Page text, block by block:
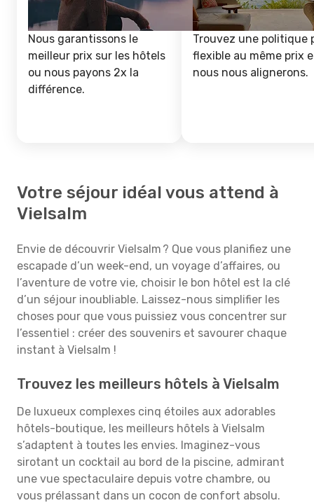
Nous garantissons le
meilleur prix sur les hôtels
ou nous payons 2x la
différence.
Trouvez une politique
flexible au même prix
nous nous alignerons.
Votre séjour idéal vous attend à
Vielsalm
Envie de découvrir Vielsalm ? Que vous planifiez une
escapade d’un week-end, un voyage d’affaires, ou
l’aventure de votre vie, choisir le bon hôtel est la clé
d’un séjour inoubliable. Laissez-nous simplifier les
choses pour que vous puissiez vous concentrer sur
l’essentiel : créer des souvenirs et savourer chaque
instant à Vielsalm !
Trouvez les meilleurs hôtels à Vielsalm
De luxueux complexes cinq étoiles aux adorables
hôtels-boutique, les meilleurs hôtels à Vielsalm
s’adaptent à toutes les envies. Imaginez-vous
sirotant un cocktail au bord de la piscine, admirant
une vue spectaculaire depuis votre chambre, ou
vous prélassant dans un cocon de confort absolu.